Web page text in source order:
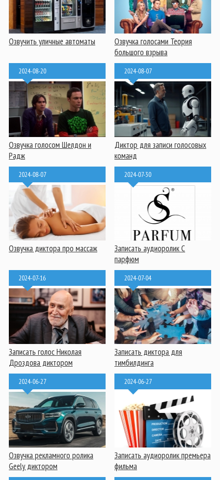
Озвучить уличные автоматы
Озвучка голосами Теория
большого взрыва
2024-08-20
Озвучка голосом Шелдон и
Радж
2024-08-07
Диктор для записи голосовых
команд
2024-08-07
Озвучка диктора про массаж
2024-07-30
Записать аудиоролик С
парфюм
2024-07-16
Записать голос Николая
Дроздова диктором
2024-07-04
Записать диктора для
тимбилдинга
2024-06-27
Озвучка рекламного ролика
Geely диктором
2024-06-27
Записать аудиоролик премьера
фильма